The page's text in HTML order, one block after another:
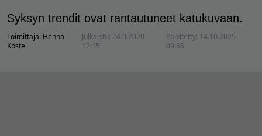
Syksyn trendit ovat rantautuneet katukuvaan.
Toimittaja: Henna
Koste
Julkaistu: 24.9.2020
12:15
Päivitetty: 14.10.2025
09:56